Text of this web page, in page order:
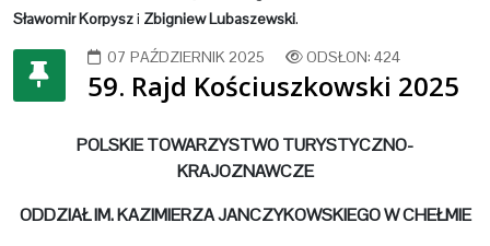
Sławomir Korpyszi Zbigniew Lubaszewski.
07 PAŹDZIERNIK 2025
ODSŁON: 424
59. Rajd Kościuszkowski 2025
POLSKIE TOWARZYSTWO TURYSTYCZNO-
KRAJOZNAWCZE
ODDZIAŁ IM. KAZIMIERZA JANCZYKOWSKIEGO W CHEŁMIE